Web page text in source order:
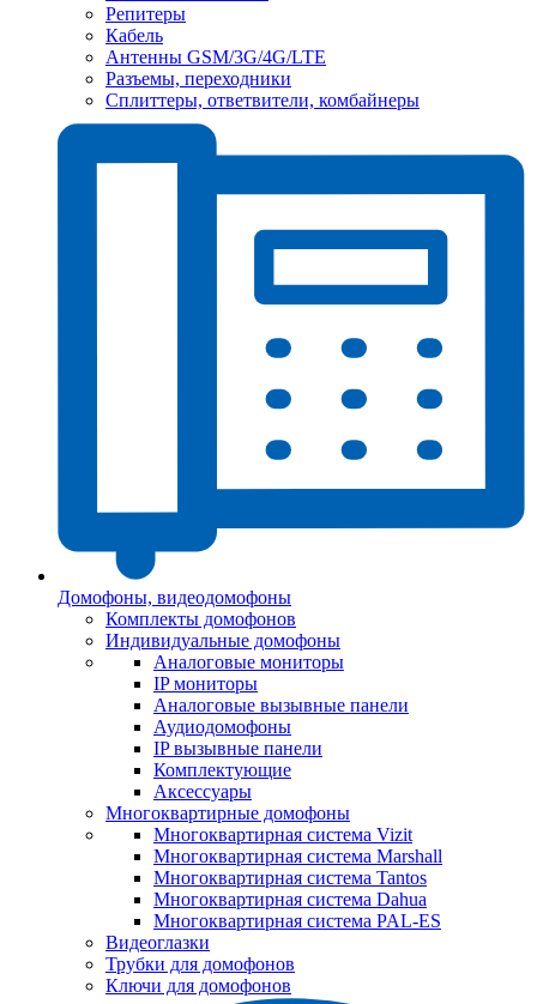
Репитеры
Кабель
Антенны GSM/3G/4G/LTE
Разъемы, переходники
Сплиттеры, ответвители, комбайнеры
Домофоны, видеодомофоны
Комплекты домофонов
Индивидуальные домофоны
Аналоговые мониторы
IP мониторы
Аналоговые вызывные панели
Аудиодомофоны
IP вызывные панели
Комплектующие
Аксессуары
Многоквартирные домофоны
Многоквартирная система Vizit
Многоквартирная система Marshall
Многоквартирная система Tantos
Многоквартирная система Dahua
Многоквартирная система PAL-ES
Видеоглазки
Трубки для домофонов
Ключи для домофонов